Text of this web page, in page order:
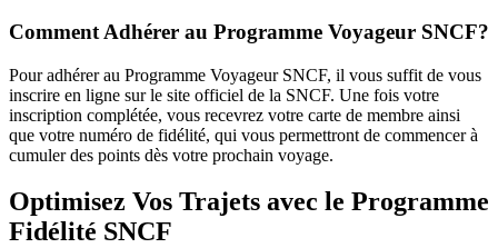
Comment Adhérer au Programme Voyageur SNCF?
Pour adhérer au Programme Voyageur SNCF, il vous suffit de vous
inscrire en ligne sur le site officiel de la SNCF. Une fois votre
inscription complétée, vous recevrez votre carte de membre ainsi
que votre numéro de fidélité, qui vous permettront de commencer à
cumuler des points dès votre prochain voyage.
Optimisez Vos Trajets avec le Programme
Fidélité SNCF